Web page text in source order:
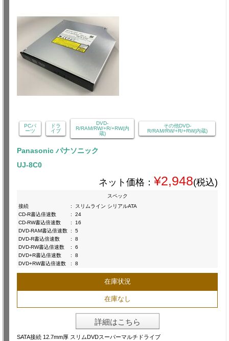
PCパ
ーツ
ドラ
イブ
DVD-
R/RAM/RW/+R/+RW(内
蔵)
その他DVD-
R/RAM/RW/+R/+RW(内蔵)
Panasonic パナソニック
UJ-8C0
ネット価格： ¥2,948(税込)
スペック
接続
:
スリムライン シリアルATA
CD-R書込倍速数
:
24
CD-RW書込倍速数
:
16
DVD-RAM書込倍速数 :
5
DVD-R書込倍速数
:
8
DVD-RW書込倍速数
:
6
DVD+R書込倍速数
:
8
DVD+RW書込倍速数
: 8
在庫状況
在庫なし
詳細はこちら
SATA接続 12.7mm厚 スリムDVDスーパーマルチドライブ